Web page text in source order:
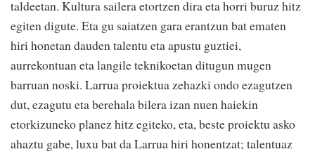
taldeetan. Kultura sailera etortzen dira eta horri buruz hitz
egiten digute. Eta gu saiatzen gara erantzun bat ematen
hiri honetan dauden talentu eta apustu guztiei,
aurrekontuan eta langile teknikoetan ditugun mugen
barruan noski. Larrua proiektua zehazki ondo ezagutzen
dut, ezagutu eta berehala bilera izan nuen haiekin
etorkizuneko planez hitz egiteko, eta, beste proiektu asko
ahaztu gabe, luxu bat da Larrua hiri honentzat; talentuaz